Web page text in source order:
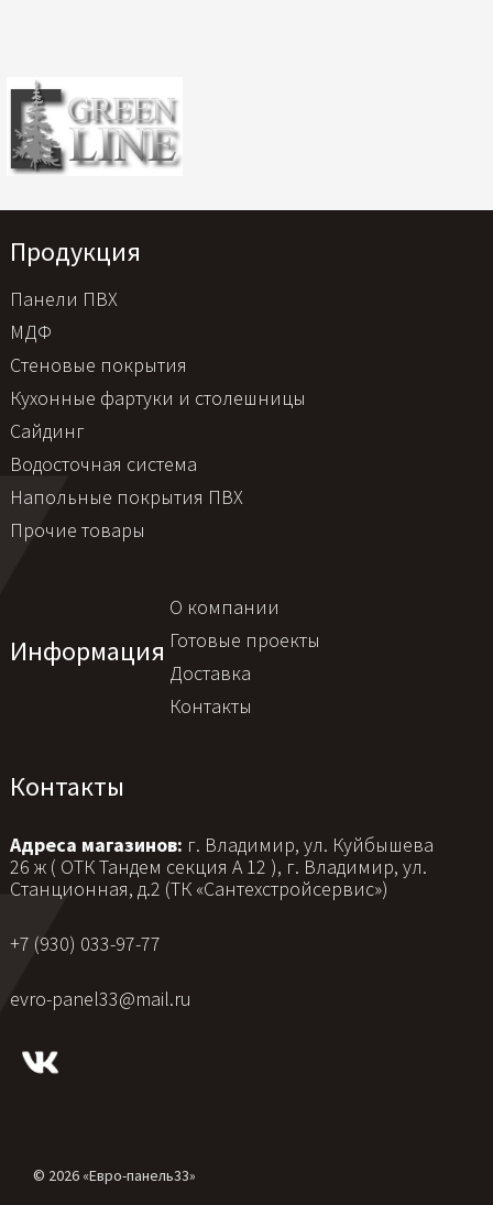
Продукция
Панели ПВХ
МДФ
Стеновые покрытия
Кухонные фартуки и столешницы
Сайдинг
Водосточная система
Напольные покрытия ПВХ
Прочие товары
Информация
О компании
Готовые проекты
Доставка
Контакты
Контакты
Адреса магазинов: г. Владимир, ул. Куйбышева
26 ж ( ОТК Тандем секция А 12 ), г. Владимир, ул.
Станционная, д.2 (ТК «Сантехстройсервис»)
+7 (930) 033-97-77
evro-panel33@mail.ru
© 2026 «Евро-панель33»